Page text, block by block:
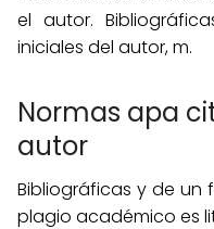
el autor.
iniciales del autor, m.
Normas apa
autor
Bibliográficas y de
plagio académico es